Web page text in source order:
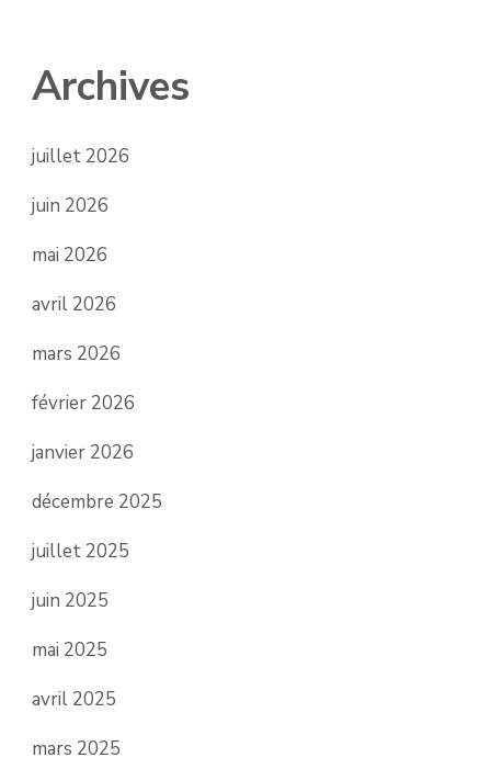
Archives
juillet 2026
juin 2026
mai 2026
avril 2026
mars 2026
février 2026
janvier 2026
décembre 2025
juillet 2025
juin 2025
mai 2025
avril 2025
mars 2025